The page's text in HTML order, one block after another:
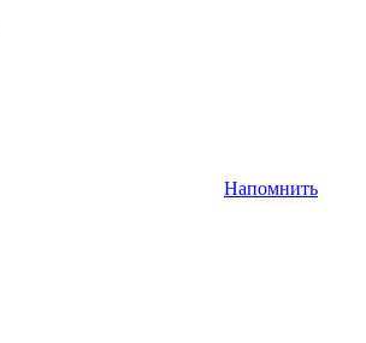
Напомнить